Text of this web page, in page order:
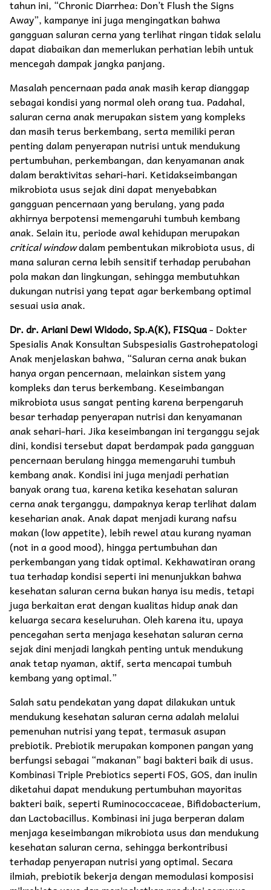
tahun ini, “Chronic Diarrhea: Don’t Flush the Signs
Away”, kampanye ini juga mengingatkan bahwa
gangguan saluran cerna yang terlihat ringan tidak selalu
dapat diabaikan dan memerlukan perhatian lebih untuk
mencegah dampak jangka panjang.
Masalah pencernaan pada anak masih kerap dianggap
sebagai kondisi yang normal oleh orang tua. Padahal,
saluran cerna anak merupakan sistem yang kompleks
dan masih terus berkembang, serta memiliki peran
penting dalam penyerapan nutrisi untuk mendukung
pertumbuhan, perkembangan, dan kenyamanan anak
dalam beraktivitas sehari-hari. Ketidakseimbangan
mikrobiota usus sejak dini dapat menyebabkan
gangguan pencernaan yang berulang, yang pada
akhirnya berpotensi memengaruhi tumbuh kembang
anak. Selain itu, periode awal kehidupan merupakan
critical windowdalam pembentukan mikrobiota usus, di
mana saluran cerna lebih sensitif terhadap perubahan
pola makan dan lingkungan, sehingga membutuhkan
dukungan nutrisi yang tepat agar berkembang optimal
sesuai usia anak.
Dr. dr. Ariani Dewi Widodo, Sp.A(K), FISQua- Dokter
Spesialis Anak Konsultan Subspesialis Gastrohepatologi
Anak menjelaskan bahwa, “Saluran cerna anak bukan
hanya organ pencernaan, melainkan sistem yang
kompleks dan terus berkembang. Keseimbangan
mikrobiota usus sangat penting karena berpengaruh
besar terhadap penyerapan nutrisi dan kenyamanan
anak sehari-hari. Jika keseimbangan ini terganggu sejak
dini, kondisi tersebut dapat berdampak pada gangguan
pencernaan berulang hingga memengaruhi tumbuh
kembang anak. Kondisi ini juga menjadi perhatian
banyak orang tua, karena ketika kesehatan saluran
cerna anak terganggu, dampaknya kerap terlihat dalam
keseharian anak. Anak dapat menjadi kurang nafsu
makan (low appetite), lebih rewel atau kurang nyaman
(not in a good mood), hingga pertumbuhan dan
perkembangan yang tidak optimal. Kekhawatiran orang
tua terhadap kondisi seperti ini menunjukkan bahwa
kesehatan saluran cerna bukan hanya isu medis, tetapi
juga berkaitan erat dengan kualitas hidup anak dan
keluarga secara keseluruhan. Oleh karena itu, upaya
pencegahan serta menjaga kesehatan saluran cerna
sejak dini menjadi langkah penting untuk mendukung
anak tetap nyaman, aktif, serta mencapai tumbuh
kembang yang optimal.”
Salah satu pendekatan yang dapat dilakukan untuk
mendukung kesehatan saluran cerna adalah melalui
pemenuhan nutrisi yang tepat, termasuk asupan
prebiotik. Prebiotik merupakan komponen pangan yang
berfungsi sebagai “makanan” bagi bakteri baik di usus.
Kombinasi Triple Prebiotics seperti FOS, GOS, dan inulin
diketahui dapat mendukung pertumbuhan mayoritas
bakteri baik, seperti Ruminococcaceae, Bifidobacterium,
dan Lactobacillus. Kombinasi ini juga berperan dalam
menjaga keseimbangan mikrobiota usus dan mendukung
kesehatan saluran cerna, sehingga berkontribusi
terhadap penyerapan nutrisi yang optimal. Secara
ilmiah, prebiotik bekerja dengan memodulasi komposisi